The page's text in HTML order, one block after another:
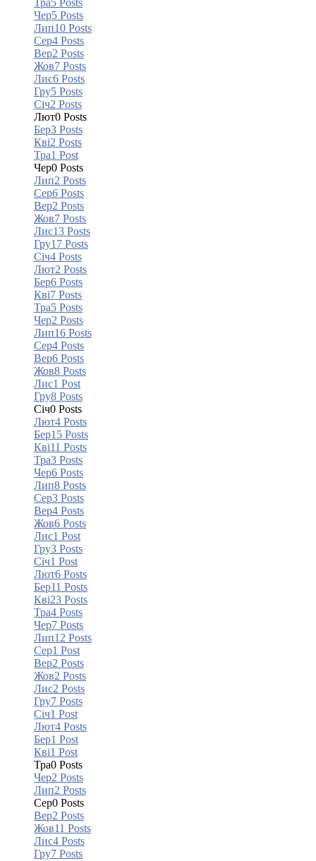
Чер5 Posts
Лип10 Posts
Сер4 Posts
Вер2 Posts
Жов7 Posts
Лис6 Posts
Гру5 Posts
Січ2 Posts
Лют0 Posts
Бер3 Posts
Кві2 Posts
Тра1 Post
Чер0 Posts
Лип2 Posts
Сер6 Posts
Вер2 Posts
Жов7 Posts
Лис13 Posts
Гру17 Posts
Січ4 Posts
Лют2 Posts
Бер6 Posts
Кві7 Posts
Тра5 Posts
Чер2 Posts
Лип16 Posts
Сер4 Posts
Вер6 Posts
Жов8 Posts
Лис1 Post
Гру8 Posts
Січ0 Posts
Лют4 Posts
Бер15 Posts
Кві11 Posts
Тра3 Posts
Чер6 Posts
Лип8 Posts
Сер3 Posts
Вер4 Posts
Жов6 Posts
Лис1 Post
Гру3 Posts
Січ1 Post
Лют6 Posts
Бер11 Posts
Кві23 Posts
Тра4 Posts
Чер7 Posts
Лип12 Posts
Сер1 Post
Вер2 Posts
Жов2 Posts
Лис2 Posts
Гру7 Posts
Січ1 Post
Лют4 Posts
Бер1 Post
Кві1 Post
Тра0 Posts
Чер2 Posts
Лип2 Posts
Сер0 Posts
Вер2 Posts
Жов11 Posts
Лис4 Posts
Гру7 Posts